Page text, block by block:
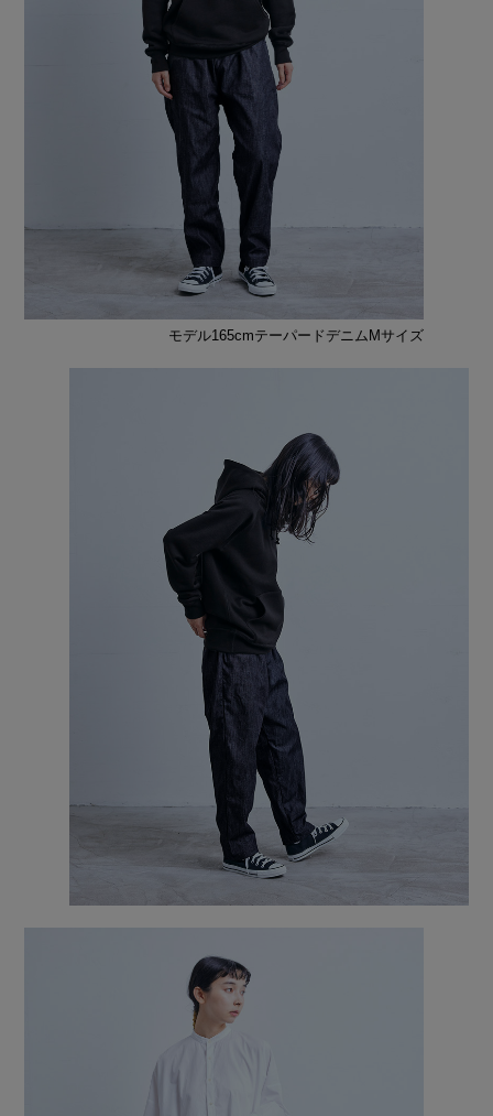
モデル165cmテーパードデニムMサイズ